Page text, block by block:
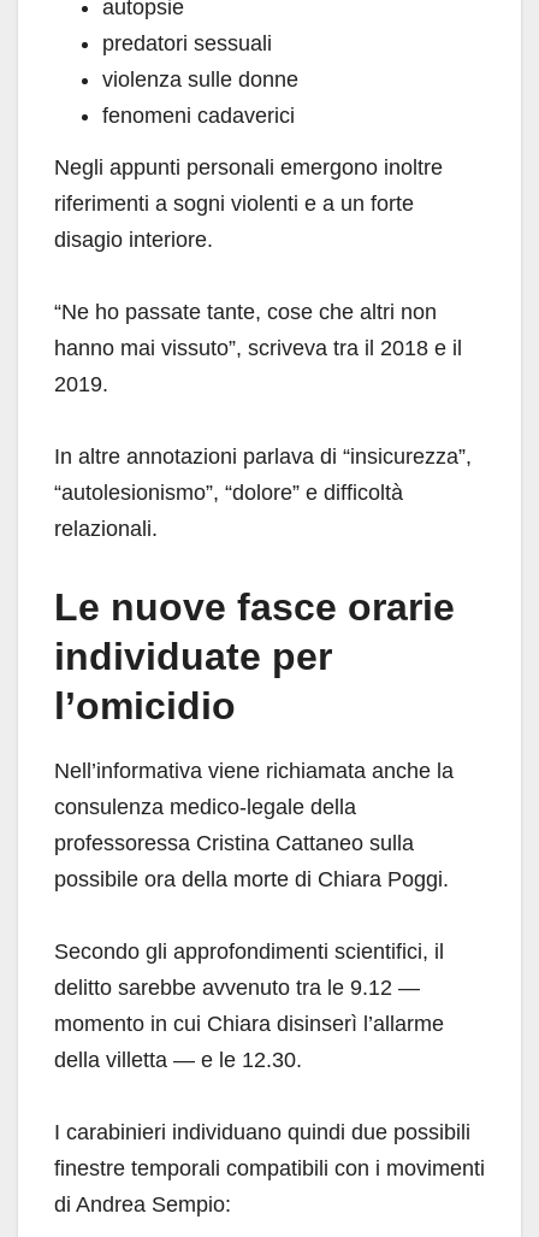
autopsie
predatori sessuali
violenza sulle donne
fenomeni cadaverici
Negli appunti personali emergono inoltre
riferimenti a sogni violenti e a un forte
disagio interiore.
“Ne ho passate tante, cose che altri non
hanno mai vissuto”, scriveva tra il 2018 e il
2019.
In altre annotazioni parlava di “insicurezza”,
“autolesionismo”, “dolore” e difficoltà
relazionali.
Le nuove fasce orarie
individuate per
l’omicidio
Nell’informativa viene richiamata anche la
consulenza medico-legale della
professoressa Cristina Cattaneo sulla
possibile ora della morte di Chiara Poggi.
Secondo gli approfondimenti scientifici, il
delitto sarebbe avvenuto tra le 9.12 —
momento in cui Chiara disinserì l’allarme
della villetta — e le 12.30.
I carabinieri individuano quindi due possibili
finestre temporali compatibili con i movimenti
di Andrea Sempio: